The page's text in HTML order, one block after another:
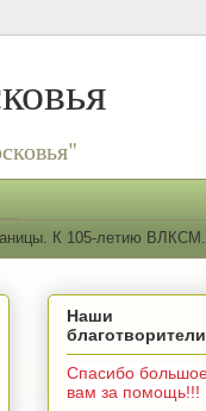
К 105-летию ВЛКСМ.
Наши
благотворители
Спасибо
вам за помощь!!!